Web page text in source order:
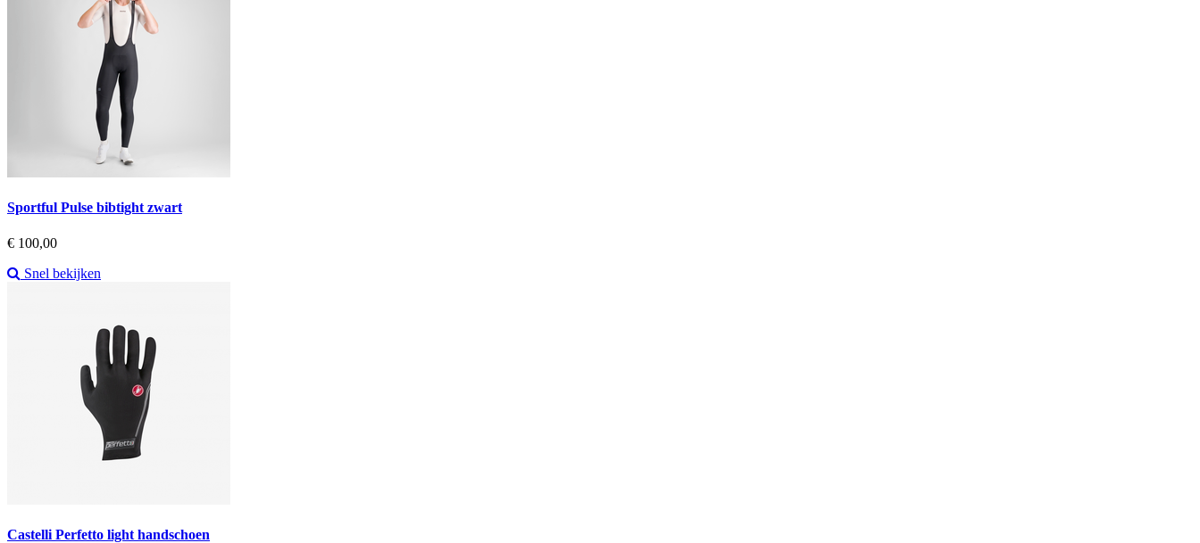
Sportful Pulse bibtight zwart
Prijs
€ 100,00
Snel bekijken
Castelli Perfetto light handschoen